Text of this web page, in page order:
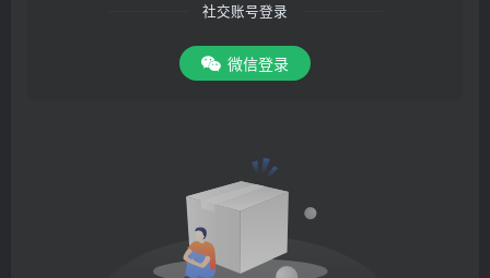
社交账号登录
微信登录